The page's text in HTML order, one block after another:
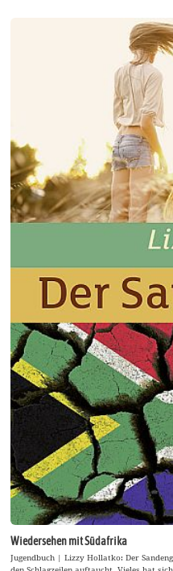
Wiedersehen mit Südafrika
Jugendbuch | Lizzy Hollatko: Der